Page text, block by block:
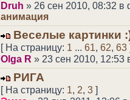
Druh » 26 сен 2010, 08:32 в
анимация
Веселые картинки
[ На страницу: 1 ... 61, 62, 63 ]
Olga R » 23 сен 2010, 12:53
РИГА
[ На страницу: 1, 2, 3 ]